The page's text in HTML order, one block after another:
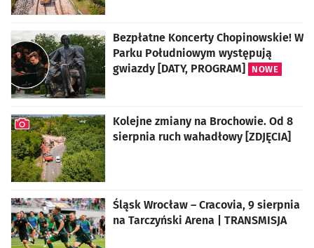
Bezpłatne Koncerty Chopinowskie! W
Parku Południowym występują
gwiazdy [DATY, PROGRAM]
NOWE
Kolejne zmiany na Brochowie. Od 8
sierpnia ruch wahadłowy [ZDJĘCIA]
Śląsk Wrocław – Cracovia, 9 sierpnia
na Tarczyński Arena | TRANSMISJA